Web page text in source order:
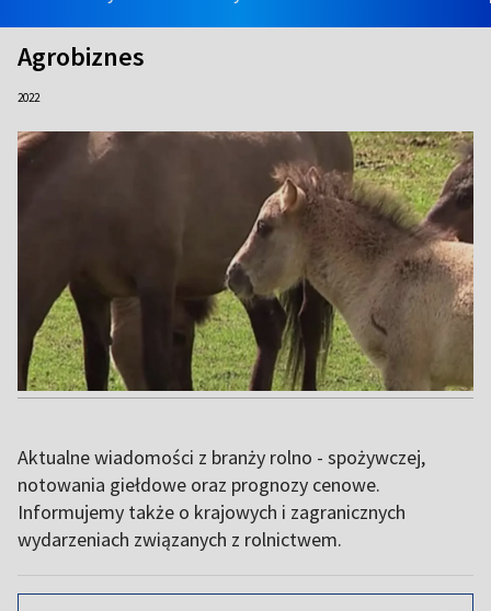
Agrobiznes
2022
Aktualne wiadomości z branży rolno - spożywczej,
notowania giełdowe oraz prognozy cenowe.
Informujemy także o krajowych i zagranicznych
wydarzeniach związanych z rolnictwem.